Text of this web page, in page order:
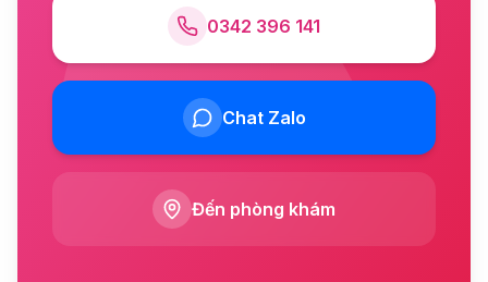
0342 396 141
Chat Zalo
Đến phòng khám